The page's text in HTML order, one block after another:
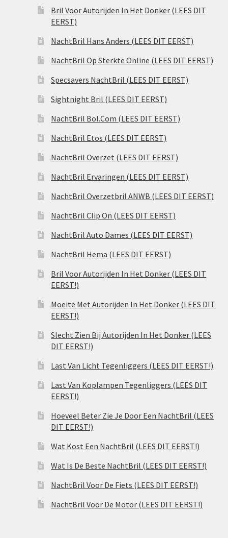
Bril Voor Autorijden In Het Donker (LEES DIT
EERST)
NachtBril Hans Anders (LEES DIT EERST)
NachtBril Op Sterkte Online (LEES DIT EERST)
Specsavers NachtBril (LEES DIT EERST)
Sightnight Bril (LEES DIT EERST)
NachtBril Bol.Com (LEES DIT EERST)
NachtBril Etos (LEES DIT EERST)
NachtBril Overzet (LEES DIT EERST)
NachtBril Ervaringen (LEES DIT EERST)
NachtBril Overzetbril ANWB (LEES DIT EERST)
NachtBril Clip On (LEES DIT EERST)
NachtBril Auto Dames (LEES DIT EERST)
NachtBril Hema (LEES DIT EERST)
Bril Voor Autorijden In Het Donker (LEES DIT
EERST!)
Moeite Met Autorijden In Het Donker (LEES DIT
EERST!)
Slecht Zien Bij Autorijden In Het Donker (LEES
DIT EERST!)
Last Van Licht Tegenliggers (LEES DIT EERST!)
Last Van Koplampen Tegenliggers (LEES DIT
EERST!)
Hoeveel Beter Zie Je Door Een NachtBril (LEES
DIT EERST!)
Wat Kost Een NachtBril (LEES DIT EERST!)
Wat Is De Beste NachtBril (LEES DIT EERST!)
NachtBril Voor De Fiets (LEES DIT EERST!)
NachtBril Voor De Motor (LEES DIT EERST!)